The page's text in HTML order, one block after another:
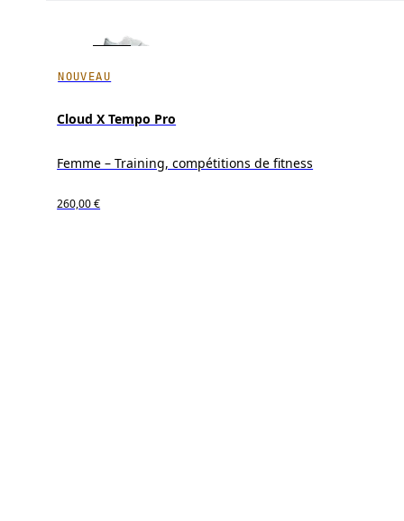
NOUVEAU
Cloud X Tempo Pro
Femme – Training, compétitions de fitness
260,00 €